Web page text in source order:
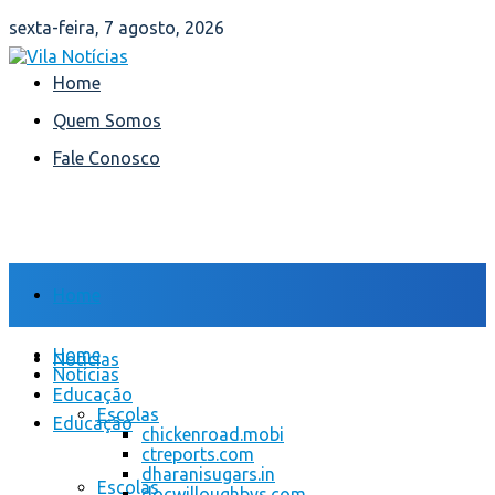
sexta-feira, 7 agosto, 2026
Home
Quem Somos
Fale Conosco
Home
Notícias
Educação
Escolas
Home
Notícias
Educação
Escolas
chickenroad.mobi
ctreports.com
dharanisugars.in